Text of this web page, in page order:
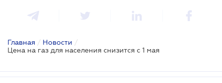
Главная / Новости /
Цена на газ для населения снизится с 1 мая